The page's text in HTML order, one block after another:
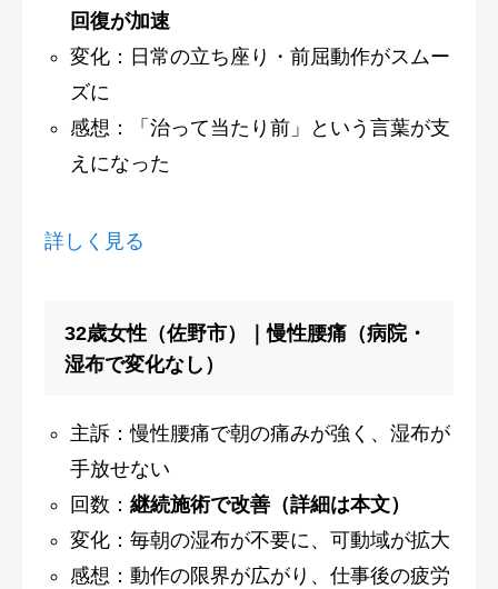
回復が加速
変化：日常の立ち座り・前屈動作がスムー
ズに
感想：「治って当たり前」という言葉が支
えになった
詳しく見る
32歳女性（佐野市）｜慢性腰痛（病院・
湿布で変化なし）
主訴：慢性腰痛で朝の痛みが強く、湿布が
手放せない
回数：継続施術で改善（詳細は本文）
変化：毎朝の湿布が不要に、可動域が拡大
感想：動作の限界が広がり、仕事後の疲労